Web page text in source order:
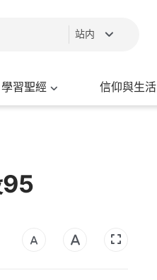
站内
學習聖經 信仰與生活
95